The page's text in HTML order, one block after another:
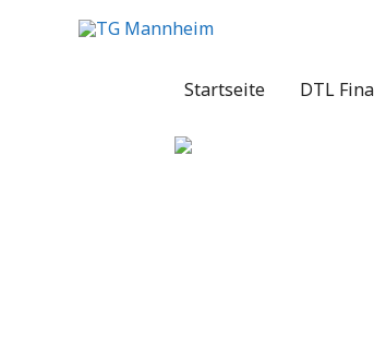
Startseite DTL